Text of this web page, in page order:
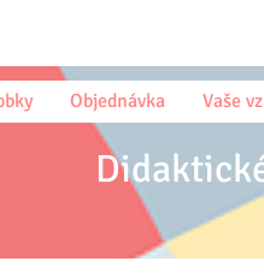
Objednávka Vaše